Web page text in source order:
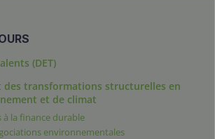
(DET)
des transformations structurelles en
et de climat
à la finance durable
environnementales